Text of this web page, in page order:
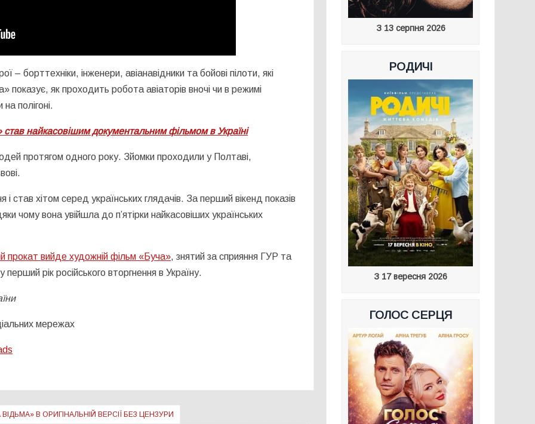
– борттехніки, інженери, авіанавідники та бойові пілоти, які
як проходить робота авіаторів вночі чи в режимі
полігоні.
став найкасовішим документальним фільмом в Україні
протягом одного року. Зйомки проходили у Полтаві,
став хітом серед українських глядачів. За перший вікенд показів
чому вона увійшла до п’ятірки найкасовіших українських
прокат вийде художній фільм «Буча», знятий за сприяння ГУР та
рік російського вторгнення в Україну.
мережах
В ОРИГІНАЛЬНІЙ ВЕРСІЇ БЕЗ ЦЕНЗУРИ
З 13 серпня 2026
РОДИЧІ
З 17 вересня 2026
ГОЛОС СЕРЦЯ